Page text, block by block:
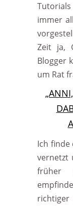
immer
Zeit ja,
Blogger
um Rat
Ich finde
vernetzt
früher